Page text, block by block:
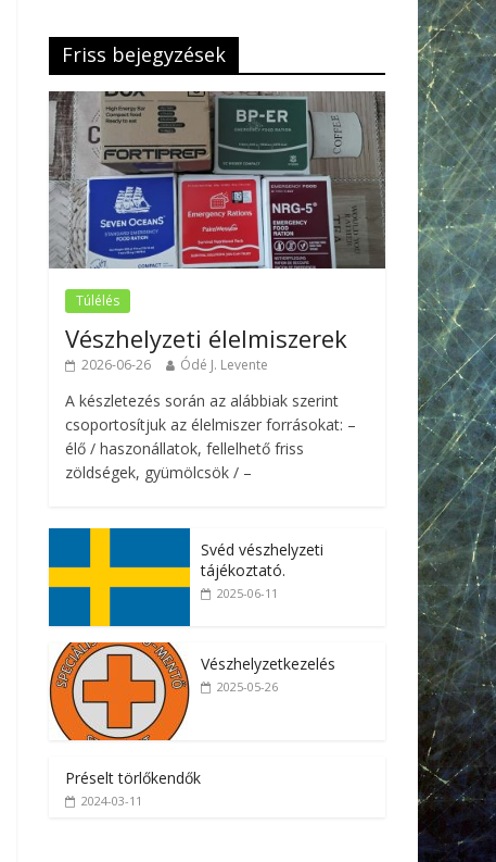
Friss bejegyzések
Túlélés
Vészhelyzeti élelmiszerek
2026-06-26 Ódé J. Levente
A készletezés során az alábbiak szerint
csoportosítjuk az élelmiszer forrásokat: –
élő / haszonállatok, fellelhető friss
zöldségek, gyümölcsök / –
Svéd vészhelyzeti
tájékoztató.
2025-06-11
Vészhelyzetkezelés
2025-05-26
Préselt törlőkendők
2024-03-11